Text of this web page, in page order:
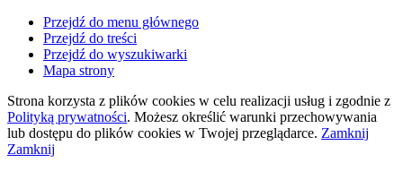
Przejdź do menu głównego
Przejdź do treści
Przejdź do wyszukiwarki
Mapa strony
Strona korzysta z plików cookies w celu realizacji usług i zgodnie z
Polityką prywatności. Możesz określić warunki przechowywania
lub dostępu do plików cookies w Twojej przeglądarce. Zamknij
Zamknij